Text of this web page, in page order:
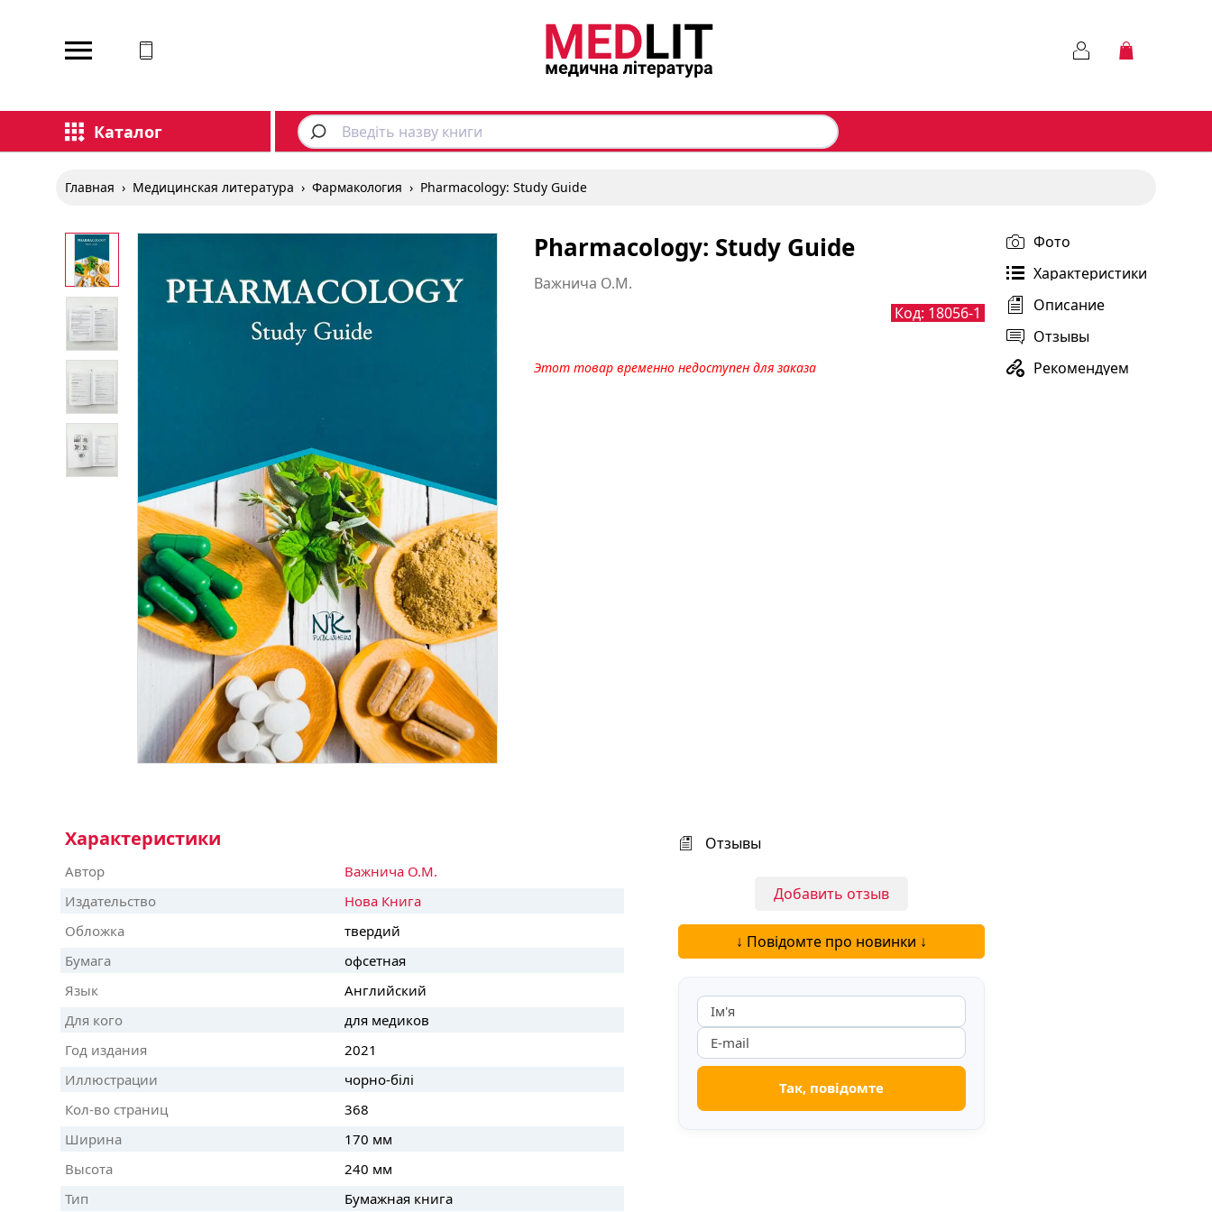
Каталог
Главная › Медицинская литература › Фармакология › Pharmacology: Study Guide
Фото
Характеристики
Описание
Отзывы
Рекомендуем
Pharmacology: Study Guide
Важнича О.М.
Код: 18056-1
Этот товар временно недоступен для заказа
Характеристики
Автор
Важнича О.М.
Издательство
Нова Книга
Обложка
твердий
Бумага
офсетная
Язык
Английский
Для кого
для медиков
Год издания
2021
Иллюстрации
чорно-білі
Кол-во страниц
368
Ширина
170 мм
Высота
240 мм
Тип
Бумажная книга
Отзывы
Добавить отзыв
↓ Повідомте про новинки ↓